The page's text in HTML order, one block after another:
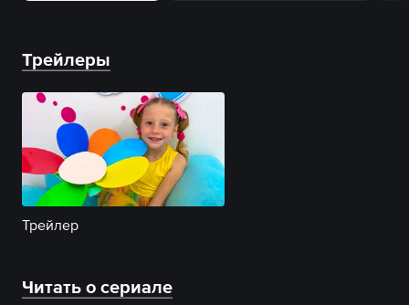
Трейлеры
Трейлер
Читать о сериале